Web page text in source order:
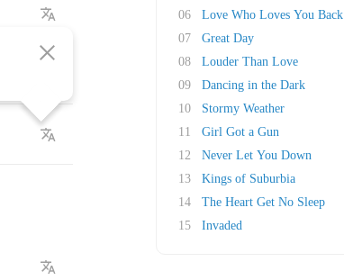
06
Love Who Loves You Back
07
Great Day
08
Louder Than Love
09
Dancing in the Dark
10
Stormy Weather
11
Girl Got a Gun
12
Never Let You Down
13
Kings of Suburbia
14
The Heart Get No Sleep
15
Invaded